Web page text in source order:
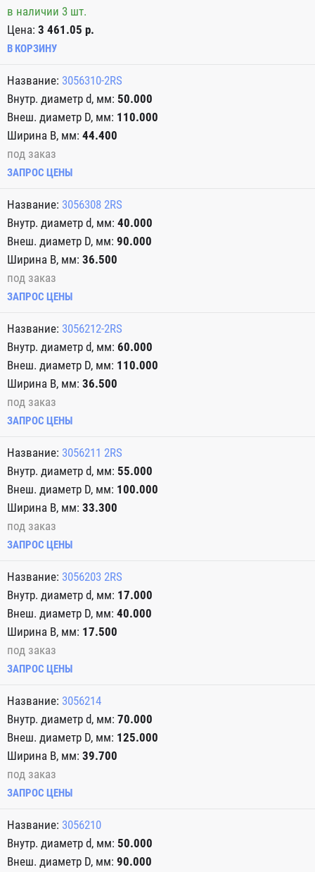
в наличии 3 шт.
Цена: 3 461.05 р.
В КОРЗИНУ
3056310-2RS
50.000
110.000
44.400
под заказ
ЗАПРОС ЦЕНЫ
3056308 2RS
40.000
90.000
36.500
под заказ
ЗАПРОС ЦЕНЫ
3056212-2RS
60.000
110.000
36.500
под заказ
ЗАПРОС ЦЕНЫ
3056211 2RS
55.000
100.000
33.300
под заказ
ЗАПРОС ЦЕНЫ
3056203 2RS
17.000
40.000
17.500
под заказ
ЗАПРОС ЦЕНЫ
3056214
70.000
125.000
39.700
под заказ
ЗАПРОС ЦЕНЫ
3056210
50.000
90.000